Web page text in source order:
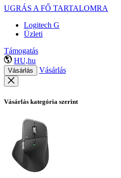
UGRÁS A FŐ TARTALOMRA
Logitech G
Üzleti
Támogatás
HU,hu
Vásárlás Vásárlás
Vásárlás kategória szerint